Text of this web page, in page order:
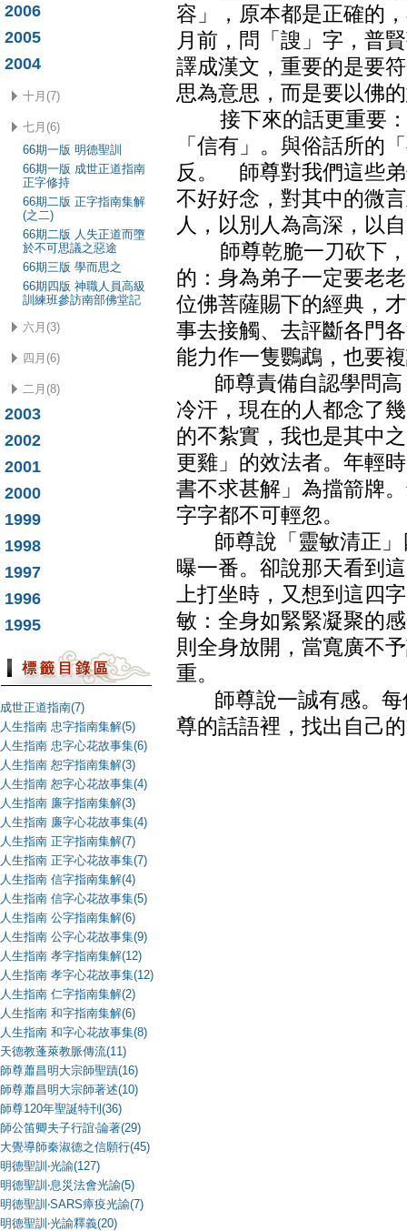
2006
2005
2004
十月(7)
七月(6)
66期一版 明德聖訓
66期一版 成世正道指南
正字修持
66期二版 正字指南集解
(之二)
66期二版 人失正道而墮
於不可思議之惡途
66期三版 學而思之
66期四版 神職人員高級
訓練班參訪南部佛堂記
六月(3)
四月(6)
二月(8)
2003
2002
2001
2000
1999
1998
1997
1996
1995
成世正道指南(7)
人生指南 忠字指南集解(5)
人生指南 忠字心花故事集(6)
人生指南 恕字指南集解(3)
人生指南 恕字心花故事集(4)
人生指南 廉字指南集解(3)
人生指南 廉字心花故事集(4)
人生指南 正字指南集解(7)
人生指南 正字心花故事集(7)
人生指南 信字指南集解(4)
人生指南 信字心花故事集(5)
人生指南 公字指南集解(6)
人生指南 公字心花故事集(9)
人生指南 孝字指南集解(12)
人生指南 孝字心花故事集(12)
人生指南 仁字指南集解(2)
人生指南 和字指南集解(6)
人生指南 和字心花故事集(8)
天德教蓬萊教脈傳流(11)
師尊蕭昌明大宗師聖蹟(16)
師尊蕭昌明大宗師著述(10)
師尊120年聖誕特刊(36)
師公笛卿夫子行誼‧論著(29)
大覺導師秦淑德之信願行(45)
明德聖訓‧光諭(127)
明德聖訓‧息災法會光諭(5)
明德聖訓‧SARS瘴疫光諭(7)
明德聖訓‧光諭釋義(20)
容」，原本都是正確的
月前，問「謏」字，普
譯成漢文，重要的是要
思為意思，而是要以佛
接下來的話更重要：
「信有」。與俗話所的
反。 師尊對我們這些
不好好念，對其中的微
人，以別人為高深，以
師尊乾脆一刀砍下，
的：身為弟子一定要老
位佛菩薩賜下的經典，
事去接觸、去評斷各門
能力作一隻鸚鵡，也要
師尊責備自認學問高
冷汗，現在的人都念了
的不紮實，我也是其中
更雞」的效法者。年輕
書不求甚解」為擋箭牌
字字都不可輕忽。
師尊說「靈敏清正」
曝一番。卻說那天看到
上打坐時，又想到這四
敏：全身如緊緊凝聚的
則全身放開，當寬廣不
重。
師尊說一誠有感。每
尊的話語裡，找出自己